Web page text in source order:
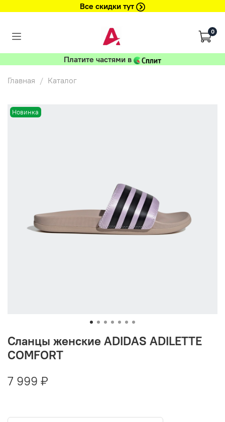
Все скидки тут
0
Платите частями в
Главная Каталог
Новинка
Сланцы женские ADIDAS ADILETTE
COMFORT
7 999 ₽